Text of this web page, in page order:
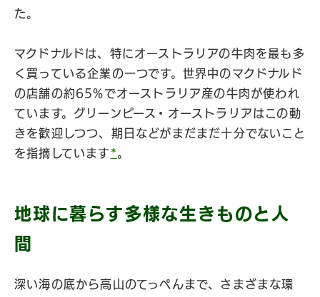
た。
マクドナルドは、特にオーストラリアの牛肉を最も多
く買っている企業の一つです。世界中のマクドナルド
の店舗の約65%でオーストラリア産の牛肉が使われ
ています。グリーンピース・オーストラリアはこの動
きを歓迎しつつ、期日などがまだまだ十分でないこと
を指摘しています*。
地球に暮らす多様な生きものと人
間
深い海の底から高山のてっぺんまで、さまざまな環